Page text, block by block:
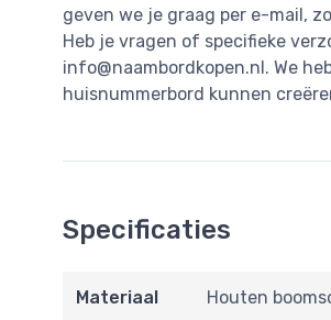
geven we je graag per e-mail,
Heb je vragen of specifieke
info@naambordkopen.nl. We
huisnummerbord kunnen
Specificaties
Materiaal Houten